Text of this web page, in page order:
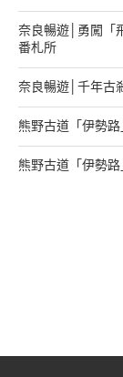
奈良暢遊│勇闖「
番札所
奈良暢遊│千年古
熊野古道「伊勢
熊野古道「伊勢路